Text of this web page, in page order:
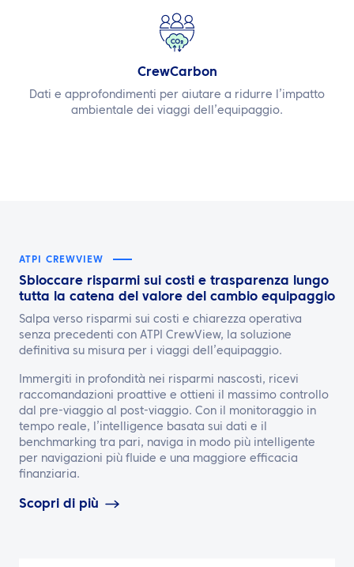
CrewCarbon
Dati e approfondimenti per aiutare a ridurre l’impatto
ambientale dei viaggi dell’equipaggio.
ATPI CREWVIEW
Sbloccare risparmi sui costi e trasparenza lungo
tutta la catena del valore del cambio equipaggio
Salpa verso risparmi sui costi e chiarezza operativa
senza precedenti con ATPI CrewView, la soluzione
definitiva su misura per i viaggi dell’equipaggio.
Immergiti in profondità nei risparmi nascosti, ricevi
raccomandazioni proattive e ottieni il massimo controllo
dal pre-viaggio al post-viaggio. Con il monitoraggio in
tempo reale, l’intelligence basata sui dati e il
benchmarking tra pari, naviga in modo più intelligente
per navigazioni più fluide e una maggiore efficacia
finanziaria.
Scopri di più